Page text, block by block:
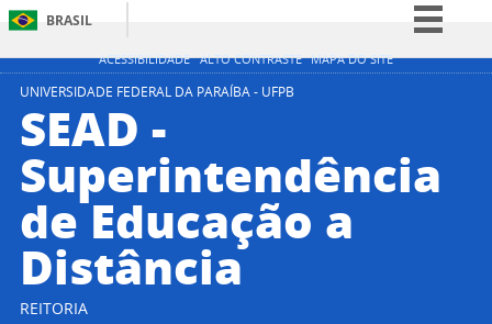
ACESSIBILIDADE ALTO CONTRASTE MAPA DO SITE
BRASIL
Simplifique!
Acesso à informação
Legislação
Canais
UNIVERSIDADE FEDERAL DA PARAÍBA - UFPB
SEAD -
Superintendência
de Educação a
Distância
REITORIA